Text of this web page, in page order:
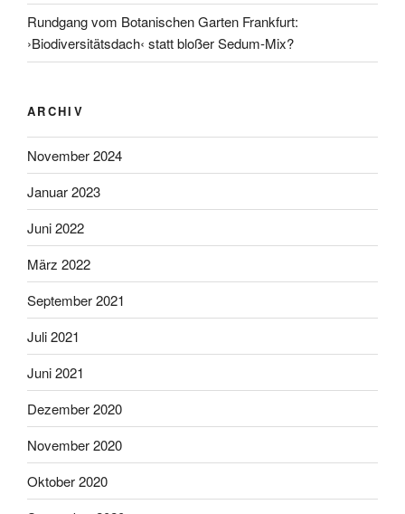
Rundgang vom Botanischen Garten Frankfurt:
›Biodiversitätsdach‹ statt bloßer Sedum-Mix?
ARCHIV
November 2024
Januar 2023
Juni 2022
März 2022
September 2021
Juli 2021
Juni 2021
Dezember 2020
November 2020
Oktober 2020